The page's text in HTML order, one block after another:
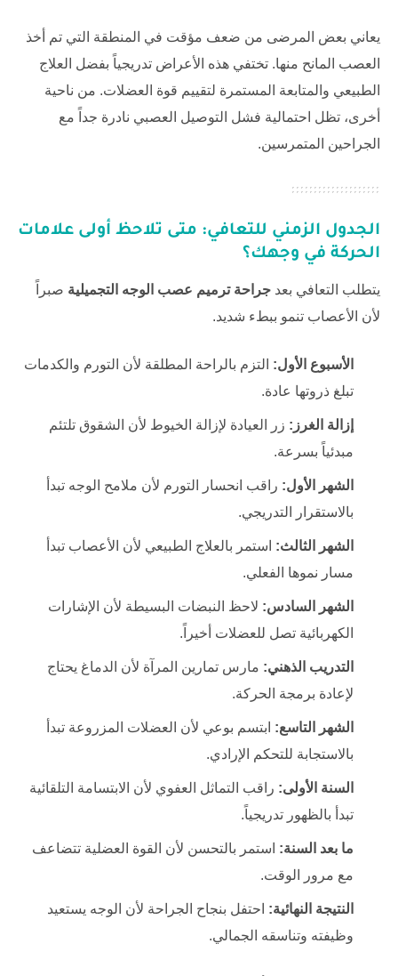
يعاني بعض المرضى من ضعف مؤقت في المنطقة التي تم أخذ
العصب المانح منها. تختفي هذه الأعراض تدريجياً بفضل العلاج
الطبيعي والمتابعة المستمرة لتقييم قوة العضلات. من ناحية
أخرى، تظل احتمالية فشل التوصيل العصبي نادرة جداً مع
الجراحين المتمرسين.
الجدول الزمني للتعافي: متى تلاحظ أولى علامات
الحركة في وجهك؟
يتطلب التعافي بعد جراحة ترميم عصب الوجه التجميلية صبراً
لأن الأعصاب تنمو ببطء شديد.
الأسبوع الأول: التزم بالراحة المطلقة لأن التورم والكدمات
تبلغ ذروتها عادة.
إزالة الغرز: زر العيادة لإزالة الخيوط لأن الشقوق تلتئم
مبدئياً بسرعة.
الشهر الأول: راقب انحسار التورم لأن ملامح الوجه تبدأ
بالاستقرار التدريجي.
الشهر الثالث: استمر بالعلاج الطبيعي لأن الأعصاب تبدأ
مسار نموها الفعلي.
الشهر السادس: لاحظ النبضات البسيطة لأن الإشارات
الكهربائية تصل للعضلات أخيراً.
التدريب الذهني: مارس تمارين المرآة لأن الدماغ يحتاج
لإعادة برمجة الحركة.
الشهر التاسع: ابتسم بوعي لأن العضلات المزروعة تبدأ
بالاستجابة للتحكم الإرادي.
السنة الأولى: راقب التماثل العفوي لأن الابتسامة التلقائية
تبدأ بالظهور تدريجياً.
ما بعد السنة: استمر بالتحسن لأن القوة العضلية تتضاعف
مع مرور الوقت.
النتيجة النهائية: احتفل بنجاح الجراحة لأن الوجه يستعيد
وظيفته وتناسقه الجمالي.